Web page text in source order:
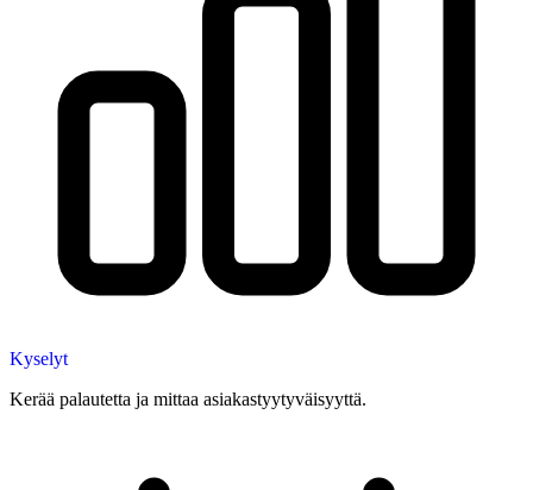
Kyselyt
Kerää palautetta ja mittaa asiakastyytyväisyyttä.